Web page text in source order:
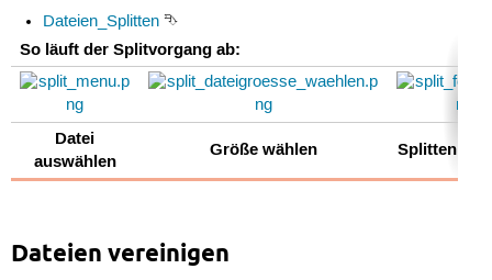
Dateien_Splitten ⮷
So läuft der Splitvorgang ab:
Datei
auswählen
Größe wählen Splitten
Dateien vereinigen